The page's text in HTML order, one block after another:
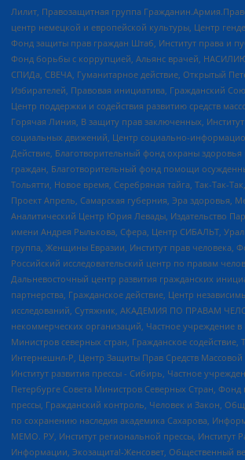
Лилит, Правозащитная группа
центр немецкой и европейской культуры, Центр
Фонд защиты прав граждан Штаб, Институт права и
Фонд борьбы с коррупцией, Альянс врачей,
СПИДа, СВЕЧА, Гуманитарное действие, Открытый
Избирателей, Правовая инициатива, Гражданский
Центр поддержки и содействия развитию средств
Горячая Линия, В защиту прав заключенных,
социальных движений, Центр социально-
Действие, Благотворительный фонд охраны
граждан, Благотворительный фонд помощи
Тольятти, Новое время, Серебряная тайга, Так-Так-
Проект Апрель, Самарская губерния, Эра здоровья,
Аналитический Центр Юрия Левады, Издательство
имени Андрея Рылькова, Сфера, Центр СИБАЛЬТ,
группа, Женщины Евразии, Институт прав человека,
Российский исследовательский центр по правам
Дальневосточный центр развития гражданских
партнерства, Гражданское действие, Центр
исследований, Сутяжник, АКАДЕМИЯ ПО ПРАВАМ
некоммерческих организаций, Частное учреждение в
Министров северных стран, Гражданское содействие,
Интернешнл-Р, Центр Защиты Прав Средств
Институт развития прессы - Сибирь, Частное
Петербурге Совета Министров Северных Стран,
прессы, Гражданский контроль, Человек и Закон,
по сохранению наследия академика Сахарова,
МЕМО. РУ, Институт региональной прессы, Институт
Информации, Экозащита!-Женсовет, Общественный